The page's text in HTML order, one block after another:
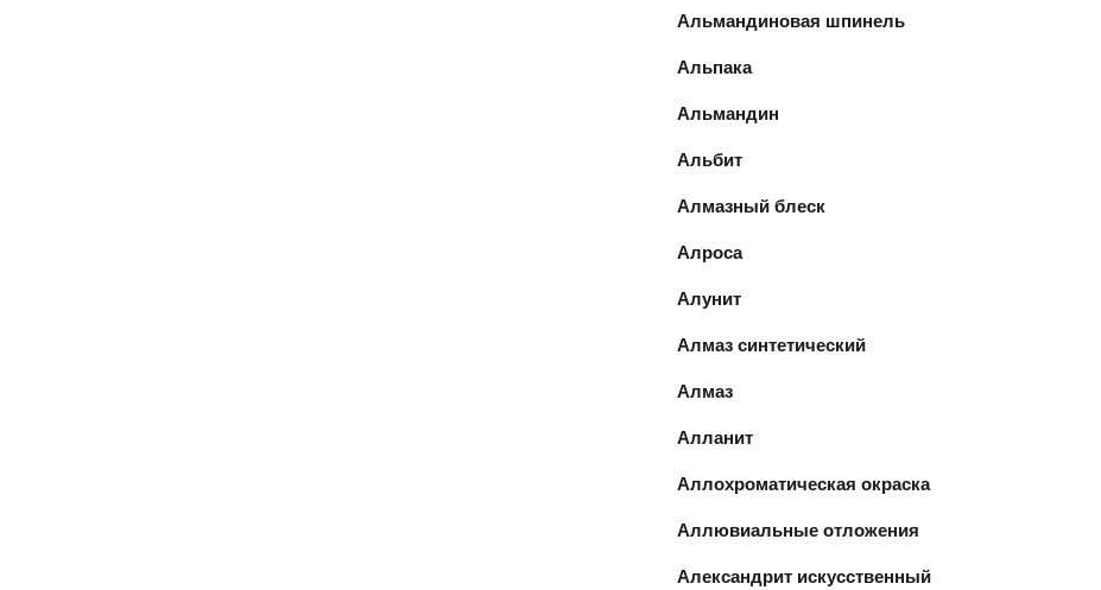
Альмандиновая шпинель
Альпака
Альмандин
Альбит
Алмазный блеск
Алроса
Алунит
Алмаз синтетический
Алмаз
Алланит
Аллохроматическая окраска
Аллювиальные отложения
Александрит искусственный